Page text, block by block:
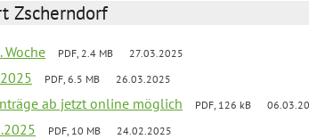
Zscherndorf
Woche PDF, 2.4 MB 27.03.2025
PDF, 6.5 MB 26.03.2025
ab jetzt online möglich PDF, 126 kB
PDF, 10 MB 24.02.2025